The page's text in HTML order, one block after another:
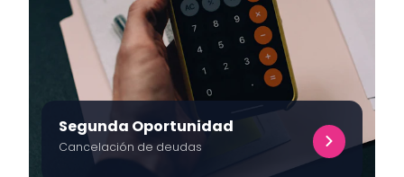
Segunda Oportunidad
Cancelación de deudas